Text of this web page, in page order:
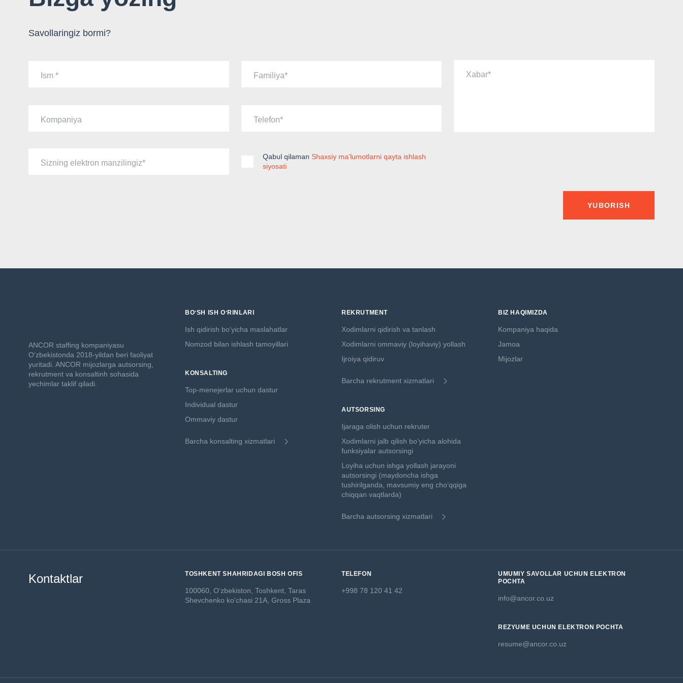
Savollaringiz bormi?
Ism Familiya
Kompaniya Telefon
Sizning elektron manzilingiz
Xabar
Qabul qilaman Shaxsiy ma'lumotlarni qayta ishlash
siyosati
YUBORISH
ANCOR staffing kompaniyasu
O‘zbekistonda 2018-yildan beri faoliyat
yuritadi. ANCOR mijozlarga autsorsing,
rekrutment va konsaltinh sohasida
yechimlar taklif qiladi.
BOʻSH ISH OʻRINLARI
Ish qidirish boʻyicha maslahatlar
Nomzod bilan ishlash tamoyillari
KONSALTING
Top-menejerlar uchun dastur
Individual dastur
Ommaviy dastur
Barcha konsalting xizmatlari
REKRUTMENT
Xodimlarni qidirish va tanlash
Xodimlarni ommaviy (loyihaviy) yollash
Ijroiya qidiruv
Barcha rekrutment xizmatlari
AUTSORSING
Ijaraga olish uchun rekruter
Xodimlarni jalb qilish boʻyicha alohida
funksiyalar autsorsingi
Loyiha uchun ishga yollash jarayoni
autsorsingi (maydoncha ishga
tushirilganda, mavsumiy eng choʻqqiga
chiqqan vaqtlarda)
Barcha autsorsing xizmatlari
BIZ HAQIMIZDA
Kompaniya haqida
Jamoa
Mijozlar
Kontaktlar TOSHKENT SHAHRIDAGI BOSH OFIS
100060, O‘zbekiston, Toshkent, Taras
Shevchenko ko'chasi 21A, Gross Plaza
TELEFON
+998 78 120 41 42
UMUMIY SAVOLLAR UCHUN ELEKTRON
POCHTA
info@ancor.co.uz
REZYUME UCHUN ELEKTRON POCHTA
resume@ancor.co.uz